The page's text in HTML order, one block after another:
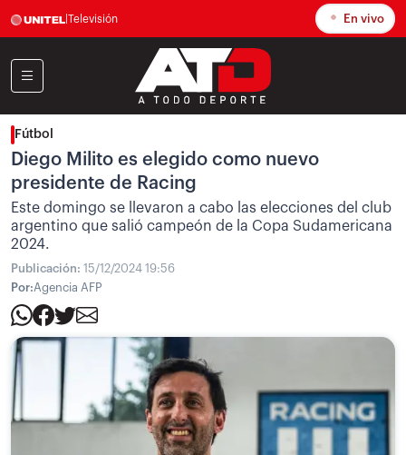
Televisión En vivo
Fútbol
Diego Milito es elegido como nuevo
presidente de Racing
Este domingo se llevaron a cabo las elecciones del club
argentino que salió campeón de la Copa Sudamericana
2024.
Publicación: 15/12/2024 19:56
Por:Agencia AFP